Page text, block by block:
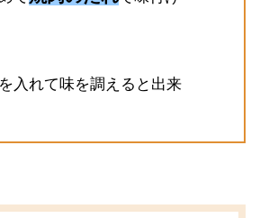
れて味を調えると出来